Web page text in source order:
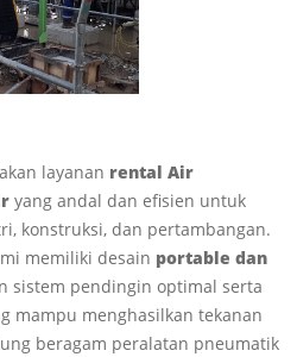
layanan rental Air
yang andal dan efisien untuk
konstruksi, dan pertambangan.
memiliki desain portable dan
sistem pendingin optimal serta
mampu menghasilkan tekanan
beragam peralatan pneumatik